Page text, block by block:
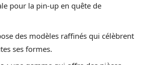
pour la pin-up en quête de
des modèles raffinés qui célèbrent
ses formes.